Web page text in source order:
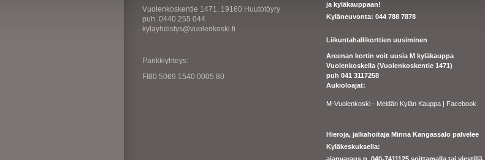
Vuolenkoskentie 1471, 19160 Huutotöyry
puh. 0440 255 044
kylayhdistys@vuolenkoski.fi
Pankkiyhteys:
FI80 5069 1540 0005 80
ja kyläkauppaan!
Kyläneuvonta: 044 788 7878
Liikuntahallikorttien uusiminen
Areenan kortin voit uusia M kyläkauppa
Vuolenkoskella (Vuolenkoskentie 1471)
puh 041 3117258
Aukioloajat:
M-Vuolenkoski - Meidän Kylän Kauppa | Facebook
Hieroja, jalkahoitaja Minna Kangassalo palvelee
Kyläkeskuksella: